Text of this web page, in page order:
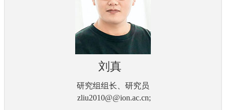
刘真
研究组组长、研究员
zliu2010@@ion.ac.cn;